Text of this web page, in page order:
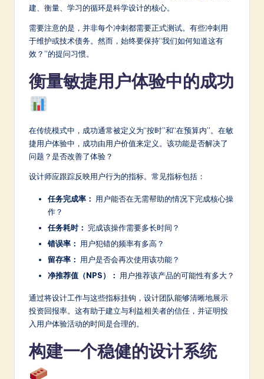
建、衡量、学习的循环是科学设计的核心。
需要注意的是，并非每个冲刺都需要正式测试。有些冲刺用
于维护或技术债务。然而，始终要保持“我们如何知道这有
效？”的提问习惯。
衡量敏捷用户体验中的成功
在传统模式中，成功通常被定义为“按时”和“在预算内”。在敏
捷用户体验中，成功由用户价值来定义。该功能是否解决了
问题？是否改善了体验？
设计师应跟踪反映用户行为的指标。常见指标包括：
任务完成率： 用户能否在无需帮助的情况下完成核心操
作？
任务耗时： 完成该操作需要多长时间？
错误率： 用户犯错的频率有多高？
留存率： 用户是否会再次使用该功能？
净推荐值（NPS）： 用户推荐该产品的可能性有多大？
通过将设计工作与这些指标挂钩，设计团队能够清晰地展示
投资回报率。这有助于建立与利益相关者的信任，并证明投
入用户体验活动的时间是合理的。
构建一个稳健的设计系统